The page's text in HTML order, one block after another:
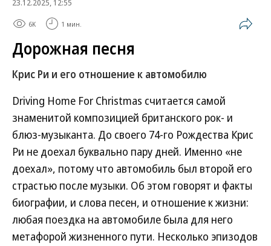
23.12.2025, 12:55
6K 1 мин.
Дорожная песня
Крис Ри и его отношение к автомобилю
Driving Home For Christmas считается самой
знаменитой композицией британского рок- и
блюз-музыканта. До своего 74-го Рождества Крис
Ри не доехал буквально пару дней. Именно «не
доехал», потому что автомобиль был второй его
страстью после музыки. Об этом говорят и факты
биографии, и слова песен, и отношение к жизни:
любая поездка на автомобиле была для него
метафорой жизненного пути. Несколько эпизодов